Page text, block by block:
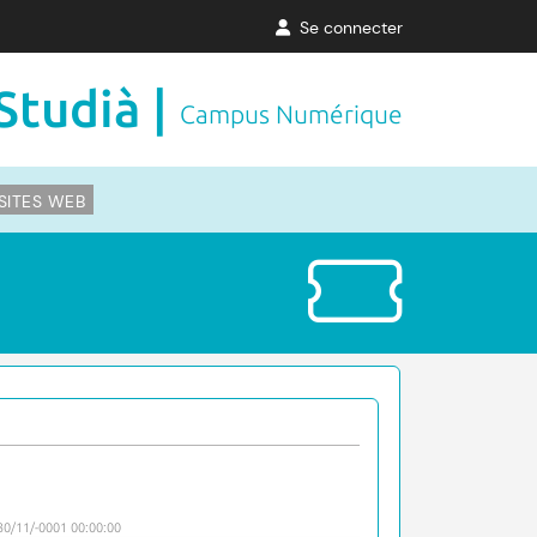
Se connecter
| Campus Numérique
WEB
11/-0001 00:00:00